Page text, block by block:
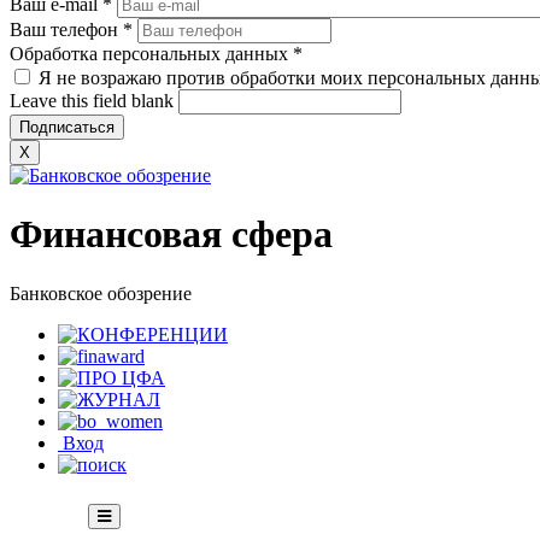
Ваш e-mail *
Ваш телефон *
Обработка персональных данных *
Я не возражаю против обработки моих персональных
Leave this field blank
X
Финансовая сфера
Банковское обозрение
Вход